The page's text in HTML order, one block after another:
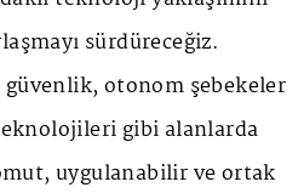
sürdüreceğiz.
güvenlik, otonom şebekeler
gibi alanlarda
uygulanabilir ve ortak